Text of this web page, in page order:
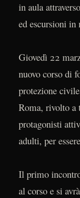
in aula
ed escursioni in
Giovedì 22
nuovo corso di
protezione
Roma, rivolto a
protagonisti
adulti, per
Il primo
al corso e si